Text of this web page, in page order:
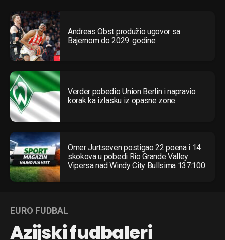
Andreas Obst produžio ugovor sa
Bajernom do 2029. godine
Verder pobedio Union Berlin i napravio
korak ka izlasku iz opasne zone
Omer Jurtseven postigao 22 poena i 14
skokova u pobedi Rio Grande Valley
Vipersa nad Windy City Bullsima 137:100
EURO FUDBAL
Azijski fudbaleri